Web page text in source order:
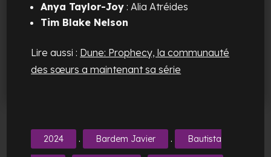
Anya Taylor-Joy : Alia Atréides
Tim Blake Nelson
Lire aussi : Dune: Prophecy, la communauté
des sœurs a maintenant sa série
2024 . Bardem Javier . Bautista